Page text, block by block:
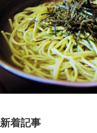
新着記事